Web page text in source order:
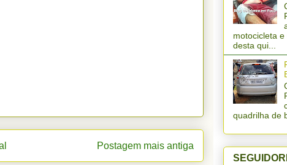
Postagem mais antiga
motocicleta
desta qui...
quadrilha de